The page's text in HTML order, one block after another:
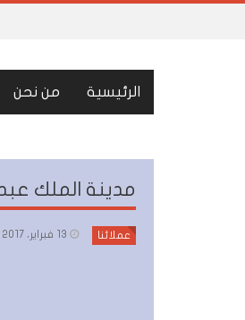
الرئيسية من نحن
مدينة الملك
عملائنا 13 فبراير، 2017